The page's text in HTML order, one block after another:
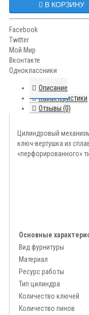
В КОРЗИНУ
Facebook
Twitter
Мой Мир
Вконтакте
Одноклассники
Описание
Характеристики
Отзывы (0)
Цилиндровый
ключ-вертушка из
«перфорированного»
Основные
Вид фурнитуры
Материал
Ресурс работы
Тип цилиндра
Количество ключей
Количество пинов